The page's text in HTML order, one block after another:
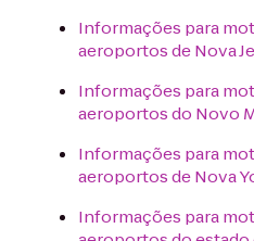
Informações para
aeroportos de Nova
Informações para
aeroportos do Novo
Informações para
aeroportos de Nova
Informações para